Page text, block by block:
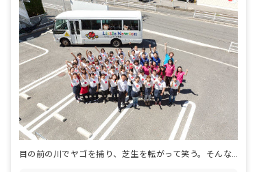
目の前の川でヤゴを捕り、芝生を転がって笑う。そんな「本物の体験」が、この子どもたちの日常です。